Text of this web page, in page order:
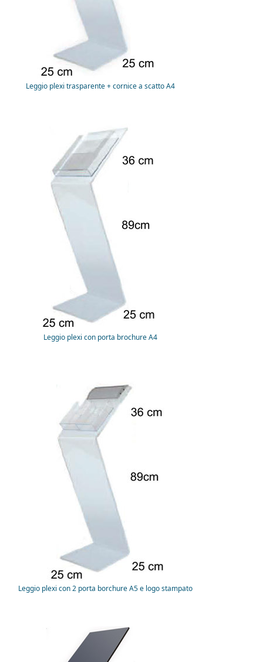
Leggio plexi trasparente + cornice a scatto A4
Leggio plexi con porta brochure A4
Leggio plexi con 2 porta borchure A5 e logo stampato